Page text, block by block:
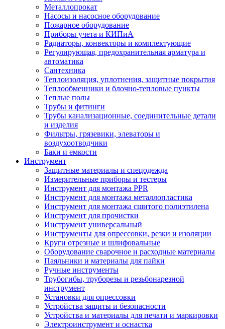
Металлопрокат
Насосы и насосное оборудование
Пожарное оборудование
Приборы учета и КИПиА
Радиаторы, конвекторы и комплектующие
Регулирующая, предохранительная арматура и
автоматика
Сантехника
Теплоизоляция, уплотнения, защитные покрытия
Теплообменники и блочно-тепловые пункты
Теплые полы
Трубы и фитинги
Трубы канализационные, соединительные детали
и изделия
Фильтры, грязевики, элеваторы и
воздухоотводчики
Баки и емкости
Инструмент
Защитные материалы и спецодежда
Измерительные приборы и тестеры
Инструмент для монтажа PPR
Инструмент для монтажа металлопластика
Инструмент для монтажа сшитого полиэтилена
Инструмент для прочистки
Инструмент универсальный
Инструменты для опрессовки, резки и изоляции
Круги отрезные и шлифовальные
Оборудование сварочное и расходные материалы
Паяльники и материалы для пайки
Ручные инструменты
Трубогибы, труборезы и резьбонарезной
инструмент
Установки для опрессовки
Устройства защиты и безопасности
Устройства и материалы для печати и маркировки
Электроинструмент и оснастка